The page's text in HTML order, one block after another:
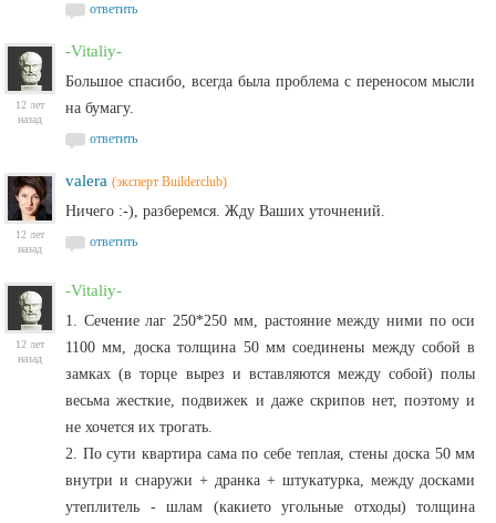
ответить
12 лет
назад
-Vitaliy-
Большое спасибо, всегда была проблема с переносом мысли
на бумагу.
ответить
12 лет
назад
valera (эксперт Builderclub)
Ничего :-), разберемся. Жду Ваших уточнений.
ответить
12 лет
назад
-Vitaliy-
1. Сечение лаг 250*250 мм, растояние между ними по оси
1100 мм, доска толщина 50 мм соединены между собой в
замках (в торце вырез и вставляются между собой) полы
весьма жесткие, подвижек и даже скрипов нет, поэтому и
не хочется их трогать.
2. По сути квартира сама по себе теплая, стены доска 50 мм
внутри и снаружи + дранка + штукатурка, между досками
утеплитель - шлам (какието угольные отходы) толщина